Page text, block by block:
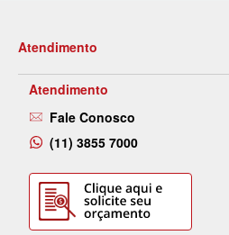
Atendimento
Atendimento
Fale Conosco
(11) 3855 7000